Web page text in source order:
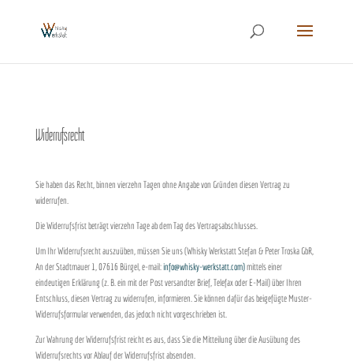
Widerrufsrecht
Sie haben das Recht, binnen vierzehn Tagen ohne Angabe von Gründen diesen Vertrag zu
widerrufen.
Die Widerrufsfrist beträgt vierzehn Tage ab dem Tag des Vertragsabschlusses.
Um Ihr Widerrufsrecht auszuüben, müssen Sie uns (Whisky Werkstatt Stefan & Peter Troska GbR,
An der Stadtmauer 1, 07616 Bürgel, e-mail:info@whisky-werkstatt.com)mittels einer
eindeutigen Erklärung (z. B. ein mit der Post versandter Brief, Telefax oder E-Mail) über Ihren
Entschluss, diesen Vertrag zu widerrufen, informieren. Sie können dafür das beigefügte Muster-
Widerrufsformular verwenden, das jedoch nicht vorgeschrieben ist.
Zur Wahrung der Widerrufsfrist reicht es aus, dass Sie die Mitteilung über die Ausübung des
Widerrufsrechts vor Ablauf der Widerrufsfrist absenden.